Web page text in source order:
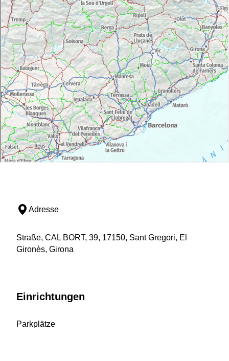
Adresse
Straße, CAL BORT, 39, 17150, Sant Gregori, El
Gironès, Girona
Einrichtungen
Parkplätze